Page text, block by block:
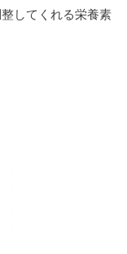
してくれる栄養素